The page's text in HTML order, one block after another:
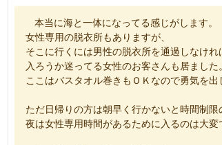
本当に海と一体になってる感じがします。
女性専用の脱衣所もありますが、
そこに行くには男性の脱衣所を通過しなけれ
入ろうか迷ってる女性のお客さんも居ました。
ここはバスタオル巻きもＯＫなので勇気を出
ただ日帰りの方は朝早く行かないと時間制限
夜は女性専用時間があるために入るのは大変